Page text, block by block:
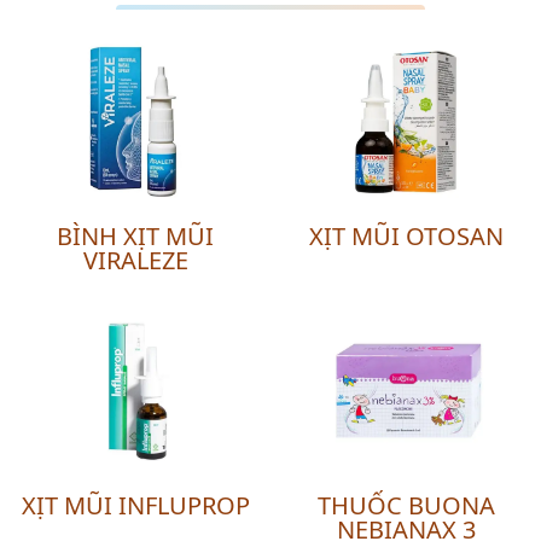
BÌNH XỊT MŨI
VIRALEZE
XỊT MŨI OTOSAN
XỊT MŨI INFLUPROP THUỐC BUONA
NEBIANAX 3